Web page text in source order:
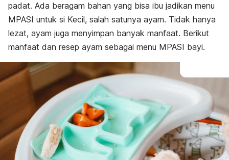
padat. Ada beragam bahan yang bisa ibu jadikan menu
MPASI untuk si Kecil, salah satunya ayam. Tidak hanya
lezat, ayam juga menyimpan banyak manfaat. Berikut
manfaat dan resep ayam sebagai menu MPASI bayi.